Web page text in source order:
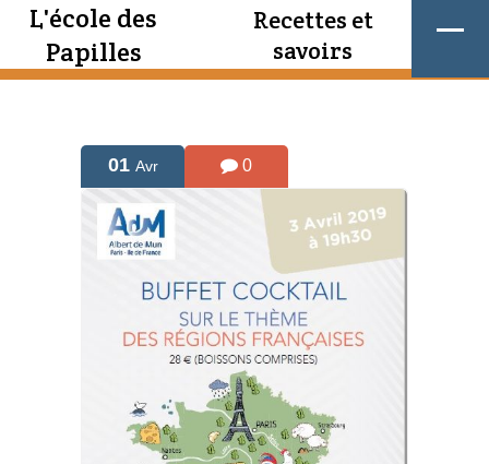
L'école des
Papilles
Recettes et
savoirs
01 Avr 0